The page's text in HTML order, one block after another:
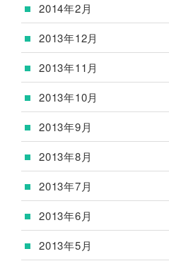
2014年2月
2013年12月
2013年11月
2013年10月
2013年9月
2013年8月
2013年7月
2013年6月
2013年5月